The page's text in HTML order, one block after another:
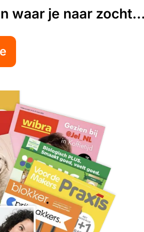
waar je naar zocht...